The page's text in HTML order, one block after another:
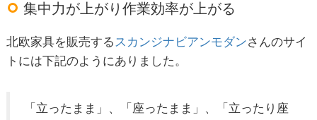
集中力が上がり作業効率が上がる
北欧家具を販売するスカンジナビアンモダンさんのサイ
トには下記のようにありました。
「立ったまま」、「座ったまま」、「立ったり座